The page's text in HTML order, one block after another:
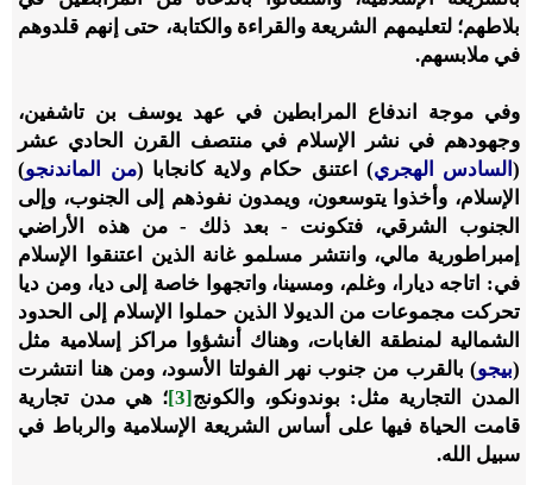
بلاطهم؛ لتعليمهم الشريعة والقراءة والكتابة، حتى إنهم قلدوهم
في ملابسهم.
وفي موجة اندفاع المرابطين في عهد يوسف بن تاشفين،
وجهودهم في نشر الإسلام في منتصف القرن الحادي عشر
(السادس الهجري) اعتنق حكام ولاية كانجابا (من الماندنجو)
الإسلام، وأخذوا يتوسعون، ويمدون نفوذهم إلى الجنوب، وإلى
الجنوب الشرقي، فتكونت - بعد ذلك - من هذه الأراضي
إمبراطورية مالي، وانتشر مسلمو غانة الذين اعتنقوا الإسلام
في: اتاجه ديارا، وغلم، ومسينا، واتجهوا خاصة إلى ديا، ومن ديا
تحركت مجموعات من الديولا الذين حملوا الإسلام إلى الحدود
الشمالية لمنطقة الغابات، وهناك أنشؤوا مراكز إسلامية مثل
(بيجو) بالقرب من جنوب نهر الفولتا الأسود، ومن هنا انتشرت
المدن التجارية مثل: بوندونكو، والكونج [3]
؛ هي مدن تجارية
قامت الحياة فيها على أساس الشريعة الإسلامية والرباط في
سبيل الله.